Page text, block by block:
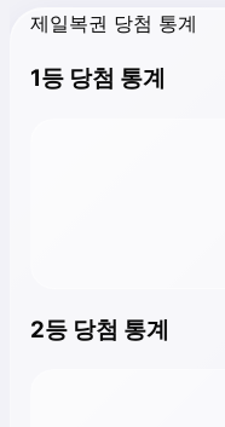
제일복권 당첨 통계
1등 당첨 통계
2등 당첨 통계